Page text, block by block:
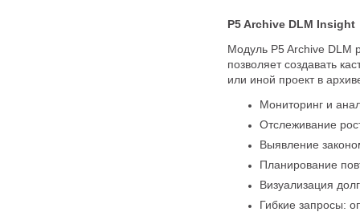
P5 Archive DLM Insight
Модуль P5 Archive DLM
позволяет создавать
или иной проект в
Мониторинг и
Отслеживание
Выявление
Планирование
Визуализация
Гибкие запросы: